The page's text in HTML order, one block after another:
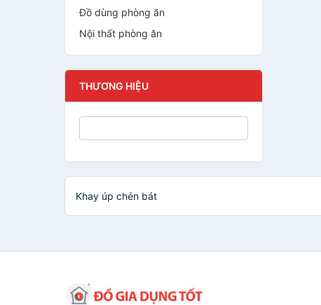
Đồ dùng phòng ăn
Nội thất phòng ăn
THƯƠNG HIỆU
Khay úp chén bát